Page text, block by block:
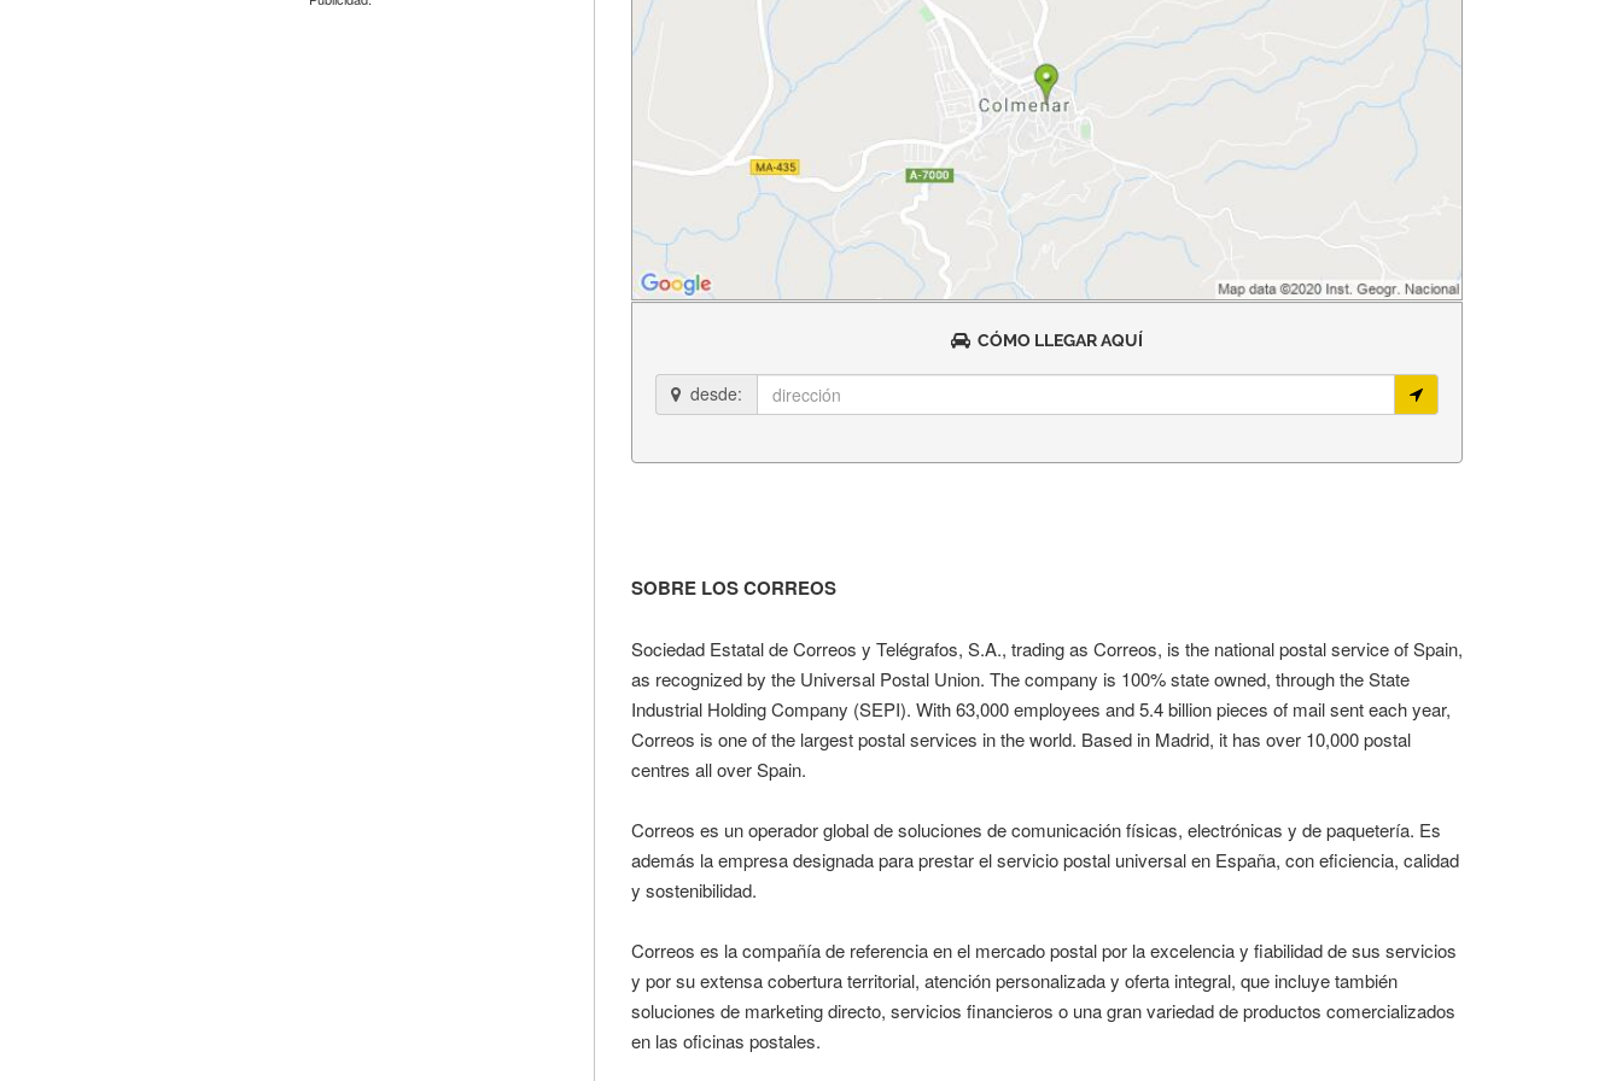
CÓMO LLEGAR AQUÍ
desde:
SOBRE LOS CORREOS
Sociedad Estatal de Correos y Telégrafos, S.A., trading as Correos, is the national postal service of Spain,
as recognized by the Universal Postal Union. The company is 100% state owned, through the State
Industrial Holding Company (SEPI). With 63,000 employees and 5.4 billion pieces of mail sent each year,
Correos is one of the largest postal services in the world. Based in Madrid, it has over 10,000 postal
centres all over Spain.
Correos es un operador global de soluciones de comunicación físicas, electrónicas y de paquetería. Es
además la empresa designada para prestar el servicio postal universal en España, con eficiencia, calidad
y sostenibilidad.
Correos es la compañía de referencia en el mercado postal por la excelencia y fiabilidad de sus servicios
y por su extensa cobertura territorial, atención personalizada y oferta integral, que incluye también
soluciones de marketing directo, servicios financieros o una gran variedad de productos comercializados
en las oficinas postales.